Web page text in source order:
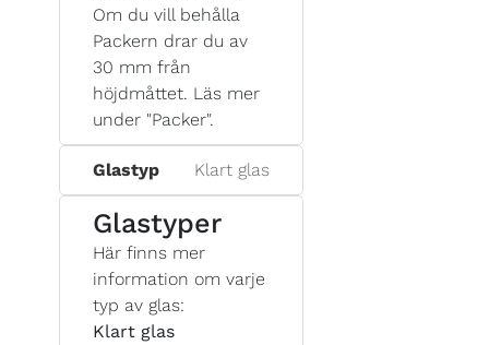
Om du vill behålla
Packern drar du av
30 mm från
höjdmåttet. Läs mer
under "Packer".
Glastyp Klart glas
Glastyper
Här finns mer
information om varje
typ av glas:
Klart glas